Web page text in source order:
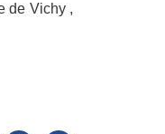
de Vichy ,